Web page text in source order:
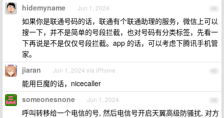
44
hidemyname Jun 1, 2024
如果你是联通号码的话，联通有个联通助理的服务，微信上可以
搜一下，并不是简单的号段拦截，也对号码有分类标签，先看一
下再说是不是仅仅号段拦截。app 的话，可以考虑下腾讯手机管
家。
45
jiaran Jun 1, 2024 via iPhone
能用巨魔的话，nicecaller
46
someonesnone Jun 1, 2024
呼叫转移给一个电信的号, 然后电信号开启天翼高级防骚扰, 对方